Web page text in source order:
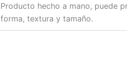
Producto hecho a mano, puede
forma, textura y tamaño.